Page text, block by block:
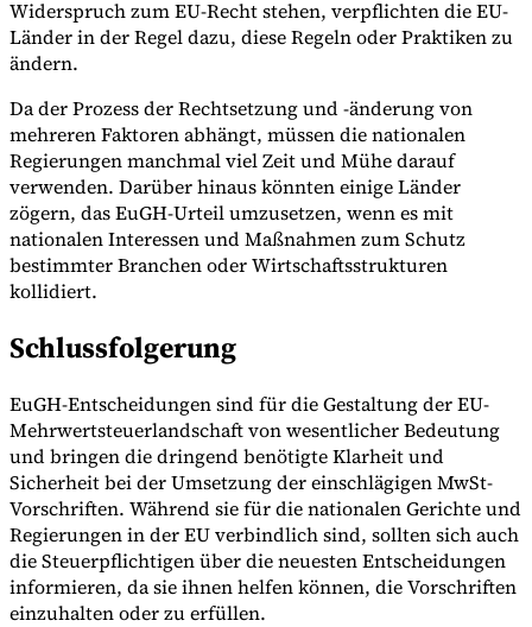
Widerspruch zum EU-Recht stehen, verpflichten die EU-
Länder in der Regel dazu, diese Regeln oder Praktiken zu
ändern.
Da der Prozess der Rechtsetzung und -änderung von
mehreren Faktoren abhängt, müssen die nationalen
Regierungen manchmal viel Zeit und Mühe darauf
verwenden. Darüber hinaus könnten einige Länder
zögern, das EuGH-Urteil umzusetzen, wenn es mit
nationalen Interessen und Maßnahmen zum Schutz
bestimmter Branchen oder Wirtschaftsstrukturen
kollidiert.
Schlussfolgerung
EuGH-Entscheidungen sind für die Gestaltung der EU-
Mehrwertsteuerlandschaft von wesentlicher Bedeutung
und bringen die dringend benötigte Klarheit und
Sicherheit bei der Umsetzung der einschlägigen MwSt-
Vorschriften. Während sie für die nationalen Gerichte und
Regierungen in der EU verbindlich sind, sollten sich auch
die Steuerpflichtigen über die neuesten Entscheidungen
informieren, da sie ihnen helfen können, die Vorschriften
einzuhalten oder zu erfüllen.